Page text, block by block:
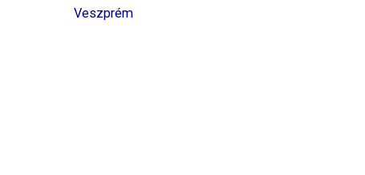
Veszprém